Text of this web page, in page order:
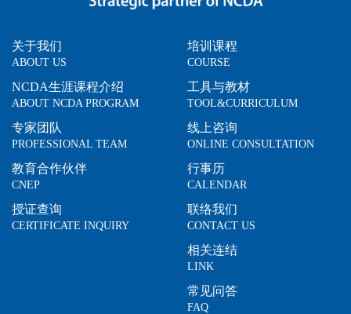
关于我们
ABOUT US
NCDA生涯课程介绍
ABOUT NCDA PROGRAM
专家团队
PROFESSIONAL TEAM
教育合作伙伴
CNEP
授证查询
CERTIFICATE INQUIRY
培训课程
COURSE
工具与教材
TOOL&CURRICULUM
线上咨询
ONLINE CONSULTATION
行事历
CALENDAR
联络我们
CONTACT US
相关连结
LINK
常见问答
FAQ